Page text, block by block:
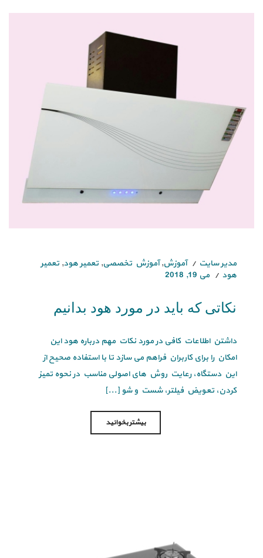
مدیر سایت آموزش,آموزش تخصصی, تعمیر هود, تعمیر
هود
می 19, 2018
نکاتی که باید در مورد هود بدانیم
داشتن اطلاعات کافی در مورد نکات مهم درباره هود این
امکان را برای کاربران فراهم می سازد تا با استفاده صحیح از
این دستگاه، رعایت روش های اصولی مناسب در نحوه تمیز
کردن، تعویض فیلتر، شست و شو [...]
بیشتر بخوانید